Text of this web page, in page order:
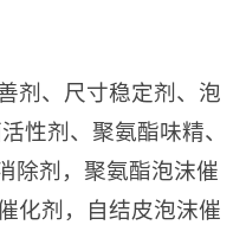
剂、尺寸稳定剂、泡
性剂、聚氨酯味精、
除剂，聚氨酯泡沫催
化剂，自结皮泡沫催